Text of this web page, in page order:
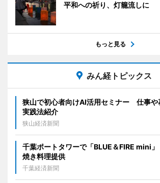
平和への祈り、灯籠流しに
もっと見る
みん経トピックス
狭山で初心者向けAI活用セミナー 仕事や
実践法紹介
狭山経済新聞
千葉ポートタワーで「BLUE＆FIRE mini
焼き料理提供
千葉経済新聞